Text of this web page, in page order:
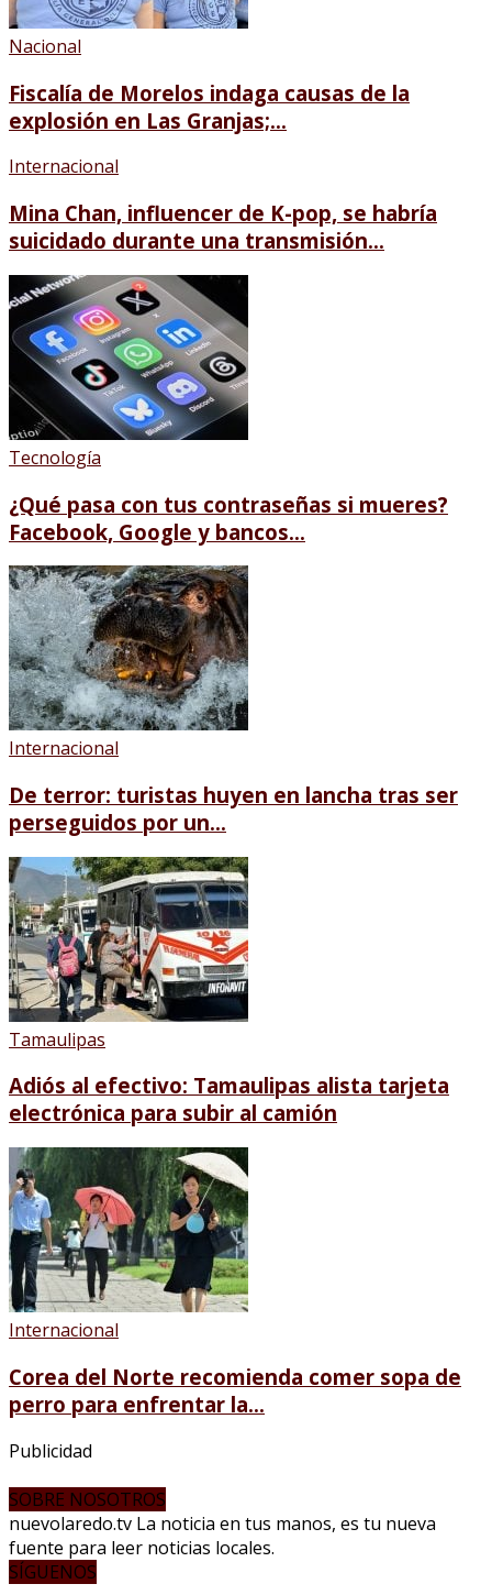
Nacional
Fiscalía de Morelos indaga causas de la
explosión en Las Granjas;...
Internacional
Mina Chan, influencer de K-pop, se habría
suicidado durante una transmisión...
Tecnología
¿Qué pasa con tus contraseñas si mueres?
Facebook, Google y bancos...
Internacional
De terror: turistas huyen en lancha tras ser
perseguidos por un...
Tamaulipas
Adiós al efectivo: Tamaulipas alista tarjeta
electrónica para subir al camión
Internacional
Corea del Norte recomienda comer sopa de
perro para enfrentar la...
Publicidad
SOBRE NOSOTROS
nuevolaredo.tv La noticia en tus manos, es tu nueva
fuente para leer noticias locales.
SÍGUENOS